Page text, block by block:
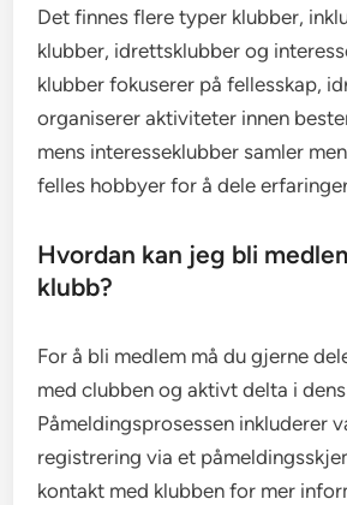
Det finnes flere typer klubber,
klubber, idrettsklubber og
klubber fokuserer på fellesskap,
organiserer aktiviteter innen
mens interesseklubber samler
felles hobbyer for å dele
Hvordan kan jeg bli
klubb?
For å bli medlem må du gjerne
med clubben og aktivt delta i
Påmeldingsprosessen inkluderer
registrering via et
kontakt med klubben for mer